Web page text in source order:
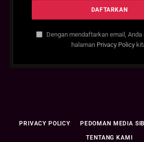
Dengan mendaftarkan email,
halaman Privacy Policy
PRIVACY POLICY PEDOMAN MEDIA
TENTANG KAMI